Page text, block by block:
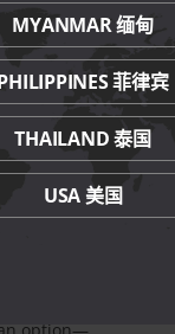
MYANMAR 缅甸
菲律宾
THAILAND 泰国
USA 美国